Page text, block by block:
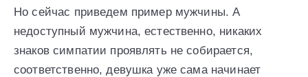
Но сейчас приведем пример мужчины. А
недоступный мужчина, естественно, никаких
знаков симпатии проявлять не собирается,
соответственно, девушка уже сама начинает